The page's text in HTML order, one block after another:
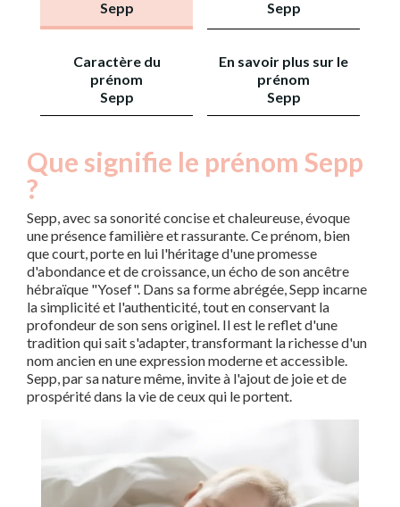
Sepp
Sepp
Caractère du
prénom
Sepp
En savoir plus sur le
prénom
Sepp
Que signifie le prénom Sepp
?
Sepp, avec sa sonorité concise et chaleureuse, évoque
une présence familière et rassurante. Ce prénom, bien
que court, porte en lui l'héritage d'une promesse
d'abondance et de croissance, un écho de son ancêtre
hébraïque "Yosef". Dans sa forme abrégée, Sepp incarne
la simplicité et l'authenticité, tout en conservant la
profondeur de son sens originel. Il est le reflet d'une
tradition qui sait s'adapter, transformant la richesse d'un
nom ancien en une expression moderne et accessible.
Sepp, par sa nature même, invite à l'ajout de joie et de
prospérité dans la vie de ceux qui le portent.